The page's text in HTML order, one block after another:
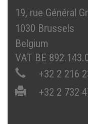
19, rue Général
1030 Brussels
Belgium
VAT BE
+32 2 216
+32 2 732